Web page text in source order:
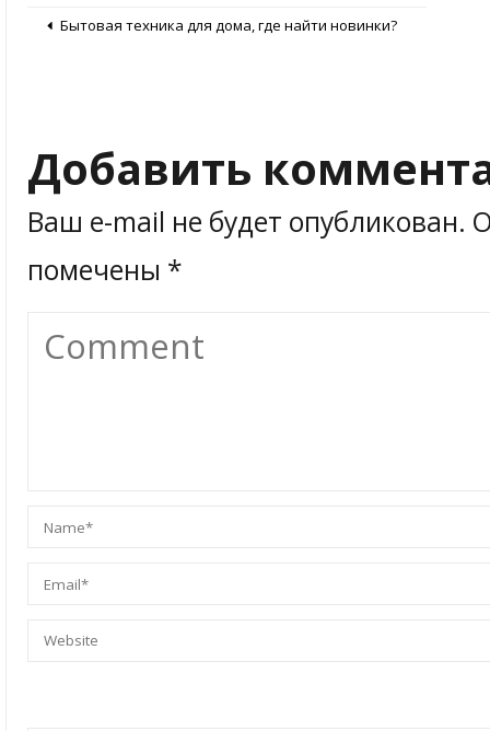
Бытовая техника для дома, где найти новинки?
Добавить
Ваш e-mail не будет опубликован.
помечены *